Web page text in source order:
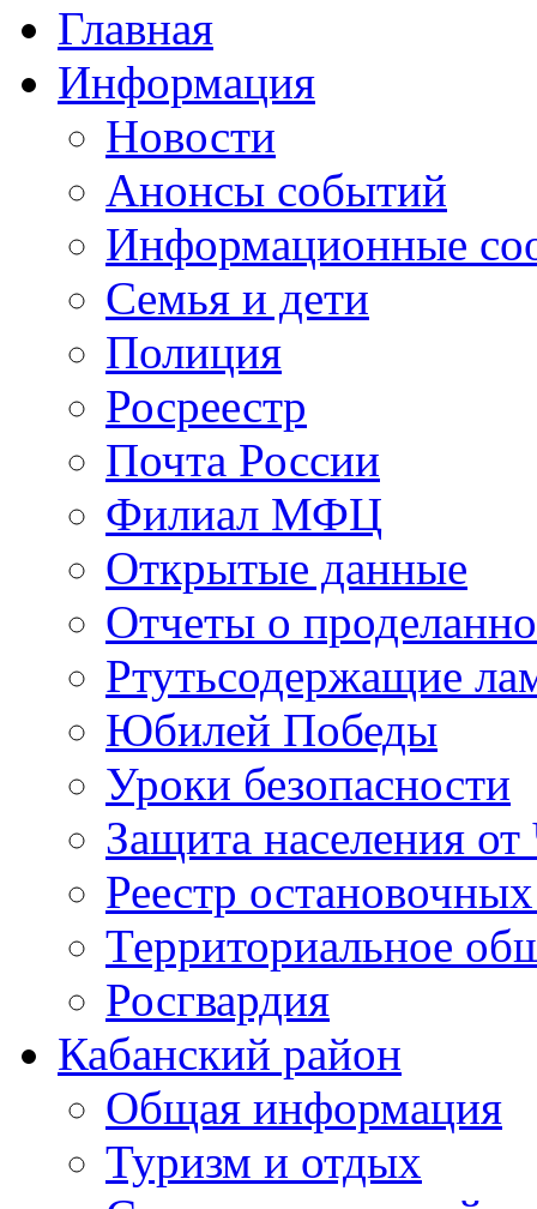
Главная
Информация
Новости
Анонсы событий
Информационные
Семья и дети
Полиция
Росреестр
Почта России
Филиал МФЦ
Открытые данные
Отчеты о
Ртутьсодержащие
Юбилей Победы
Уроки безопасности
Защита населения
Реестр
Территориальное
Росгвардия
Кабанский район
Общая информация
Туризм и отдых